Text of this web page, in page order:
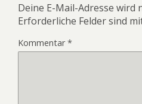
Deine E-Mail-Adresse wird
Erforderliche Felder sind
Kommentar*